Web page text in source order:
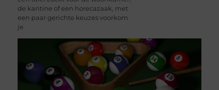
de kantine of een horecazaak, met
een paar gerichte keuzes voorkom
je